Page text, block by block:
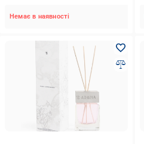
Немає в наявності